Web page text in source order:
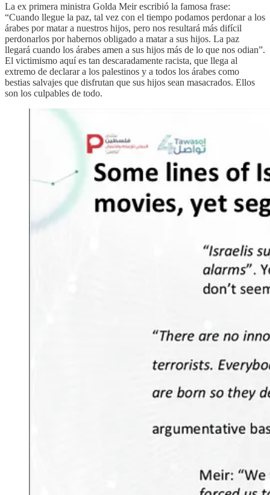
La ex primera ministra Golda Meir escribió la famosa frase:
“Cuando llegue la paz, tal vez con el tiempo podamos perdonar a los
árabes por matar a nuestros hijos, pero nos resultará más difícil
perdonarlos por habernos obligado a matar a sus hijos. La paz
llegará cuando los árabes amen a sus hijos más de lo que nos odian”.
El victimismo aquí es tan descaradamente racista, que llega al
extremo de declarar a los palestinos y a todos los árabes como
bestias salvajes que disfrutan que sus hijos sean masacrados. Ellos
son los culpables de todo.